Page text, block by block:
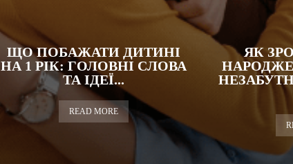
ЩО ПОБАЖАТИ ДИТИНІ
НА 1 РІК: ГОЛОВНІ СЛОВА
ТА ІДЕЇ...
READ MORE
ЯК